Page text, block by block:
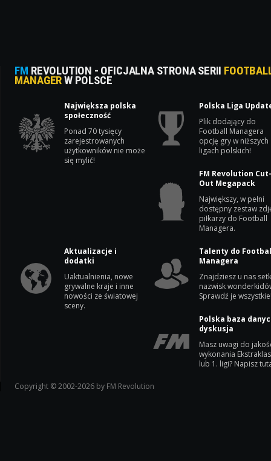
FM REVOLUTION - OFICJALNA STRONA SERII
MANAGERW POLSCE
Największa polska
społeczność
Ponad 70 tysięcy
zarejestrowanych
użytkowników nie może
się mylić!
Polska Liga
Plik dodający do
Football Managera
opcję gry w niższych
ligach polskich!
FM Revolution
Out Megapack
Największy, w pełni
dostępny zestaw
piłkarzy do Football
Managera.
Aktualizacje i
dodatki
Uaktualnienia, nowe
grywalne kraje i inne
nowości ze światowej
sceny.
Talenty do
Managera
Znajdziesz u nas
nazwisk
Sprawdź je
Polska baza
dyskusja
Masz uwagi do
wykonania
lub 1. ligi? Napisz
Copyright © 2002-2026 by FM Revolution